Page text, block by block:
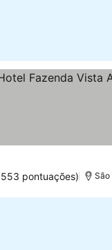
pontuações) São